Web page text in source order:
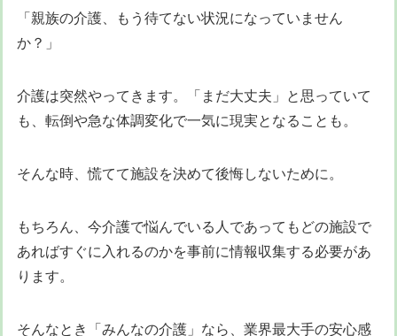
「親族の介護、もう待てない状況になっていません
か？」
介護は突然やってきます。「まだ大丈夫」と思っていて
も、転倒や急な体調変化で一気に現実となることも。
そんな時、慌てて施設を決めて後悔しないために。
もちろん、今介護で悩んでいる人であってもどの施設で
あればすぐに入れるのかを事前に情報収集する必要があ
ります。
そんなとき「みんなの介護」なら、業界最大手の安心感